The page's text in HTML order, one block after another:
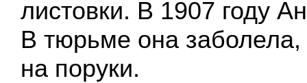
листовки. В 1907 году
В тюрьме она
на поруки.